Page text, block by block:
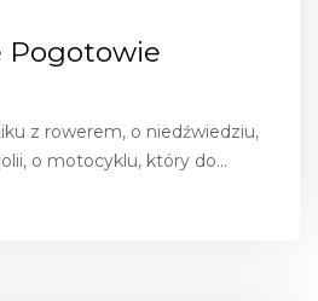
Pogotowie
z rowerem, o niedźwiedziu,
o motocyklu, który do…